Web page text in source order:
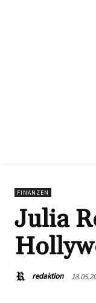
FINANZEN
Julia
redaktion